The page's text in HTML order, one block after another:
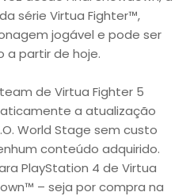
série Virtua Fighter™,
jogável e pode ser
a partir de hoje.
de Virtua Fighter 5
a atualização
World Stage sem custo
conteúdo adquirido.
PlayStation 4 de Virtua
– seja por compra na